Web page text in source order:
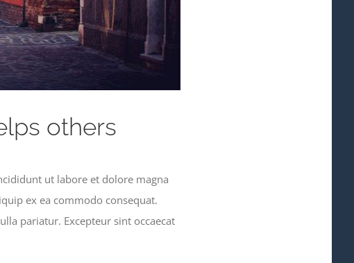
others
ut labore et dolore magna
ex ea commodo consequat.
pariatur. Excepteur sint occaecat